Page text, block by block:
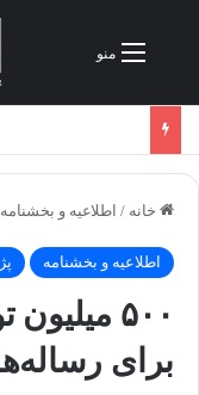
منو
خانه / اطلاعیه و بخشنامه‌
اطلاعیه و بخشنامه‌
۵۰۰
برای